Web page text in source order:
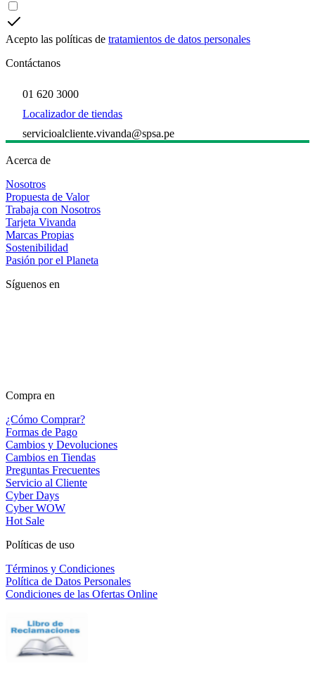
Acepto las políticas de tratamientos de datos personales
Contáctanos
01 620 3000
Localizador de tiendas
servicioalcliente.vivanda@spsa.pe
Acerca de
Nosotros
Propuesta de Valor
Trabaja con Nosotros
Tarjeta Vivanda
Marcas Propias
Sostenibilidad
Pasión por el Planeta
Síguenos en
Compra en
¿Cómo Comprar?
Formas de Pago
Cambios y Devoluciones
Cambios en Tiendas
Preguntas Frecuentes
Servicio al Cliente
Cyber Days
Cyber WOW
Hot Sale
Políticas de uso
Términos y Condiciones
Política de Datos Personales
Condiciones de las Ofertas Online